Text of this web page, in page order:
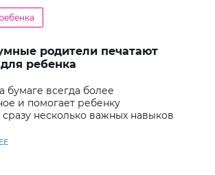
родители печатают
ребенка
бумаге всегда более
и помогает ребенку
сразу несколько важных навыков